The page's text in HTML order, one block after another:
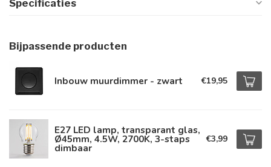
Specificaties
Bijpassende producten
Inbouw muurdimmer - zwart €19,95
E27 LED lamp, transparant glas,
Ø45mm, 4.5W, 2700K, 3-staps
dimbaar
€3,99